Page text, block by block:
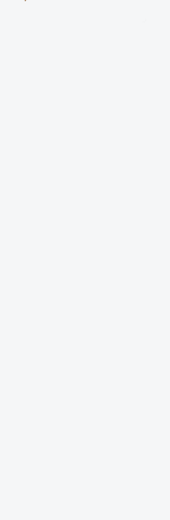
วัสดุ: ไม้Dark
TABLE